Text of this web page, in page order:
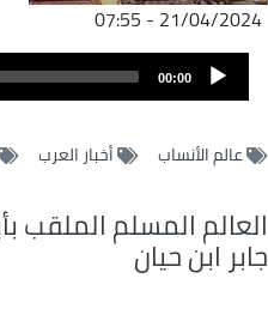
21/04/2024 - 07:55
ملف
الصوت
Audio
Player
00:00
عالم الأنساب أخبار العرب
العالم المسلم الملقب
جابر ابن حيان